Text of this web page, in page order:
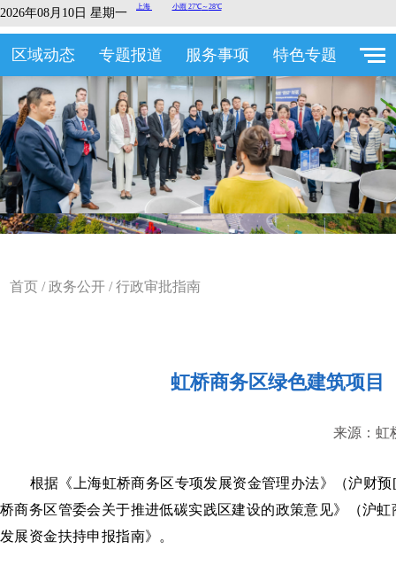
2026年08月10日 星期一
区域动态 专题报道 服务事项 特色专题
首页 /政务公开 /行政审批指南
虹桥商务区绿色建筑项目
来源：虹
根据《上海虹桥商务区专项发展资金管理办法》（沪财预
桥商务区管委会关于推进低碳实践区建设的政策意见》（沪
发展资金扶持申报指南》。